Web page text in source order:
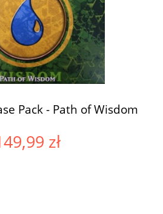
Pack - Path of Wisdom
zł